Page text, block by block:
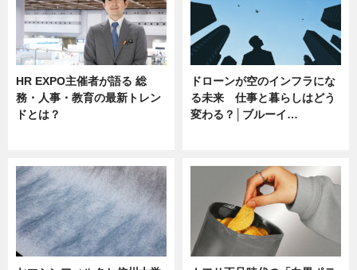
HR EXPO主催者が語る 総
務・人事・教育の最新トレン
ドとは？
ドローンが空のインフラにな
る未来 仕事と暮らしはどう
変わる？│ブルーイ…